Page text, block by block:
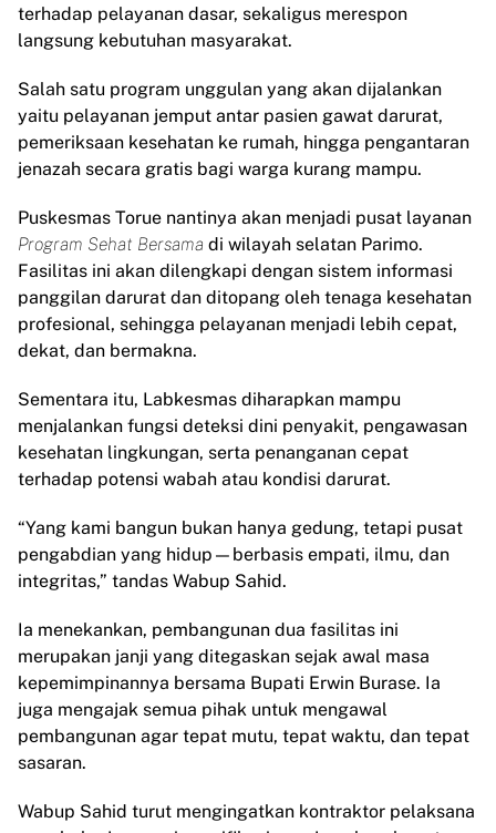
terhadap pelayanan dasar, sekaligus merespon
langsung kebutuhan masyarakat.
Salah satu program unggulan yang akan dijalankan
yaitu pelayanan jemput antar pasien gawat darurat,
pemeriksaan kesehatan ke rumah, hingga pengantaran
jenazah secara gratis bagi warga kurang mampu.
Puskesmas Torue nantinya akan menjadi pusat layanan
Program Sehat Bersama di wilayah selatan Parimo.
Fasilitas ini akan dilengkapi dengan sistem informasi
panggilan darurat dan ditopang oleh tenaga kesehatan
profesional, sehingga pelayanan menjadi lebih cepat,
dekat, dan bermakna.
Sementara itu, Labkesmas diharapkan mampu
menjalankan fungsi deteksi dini penyakit, pengawasan
kesehatan lingkungan, serta penanganan cepat
terhadap potensi wabah atau kondisi darurat.
“Yang kami bangun bukan hanya gedung, tetapi pusat
pengabdian yang hidup—berbasis empati, ilmu, dan
integritas,” tandas Wabup Sahid.
Ia menekankan, pembangunan dua fasilitas ini
merupakan janji yang ditegaskan sejak awal masa
kepemimpinannya bersama Bupati Erwin Burase. Ia
juga mengajak semua pihak untuk mengawal
pembangunan agar tepat mutu, tepat waktu, dan tepat
sasaran.
Wabup Sahid turut mengingatkan kontraktor pelaksana